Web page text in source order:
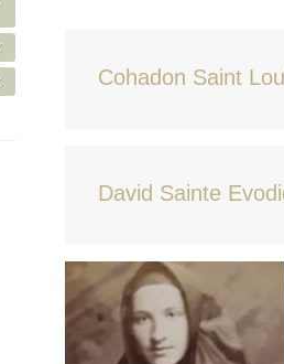
Cohadon Saint
David Sainte